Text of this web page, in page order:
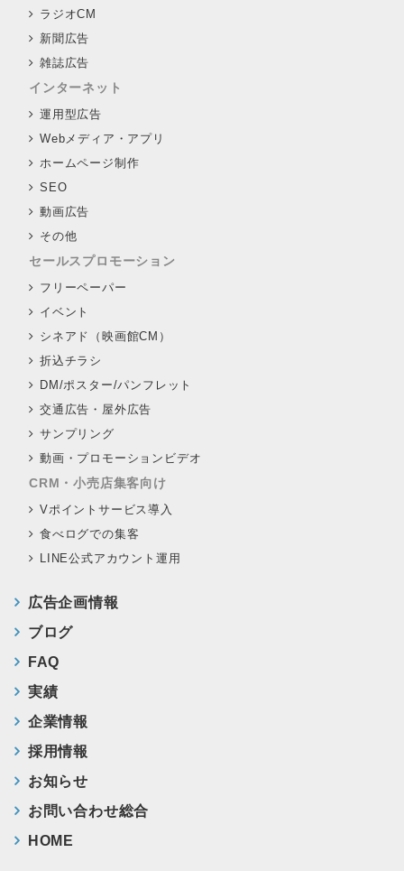
ラジオCM
新聞広告
雑誌広告
インターネット
運用型広告
Webメディア・アプリ
ホームページ制作
SEO
動画広告
その他
セールスプロモーション
フリーペーパー
イベント
シネアド（映画館CM）
折込チラシ
DM/ポスター/パンフレット
交通広告・屋外広告
サンプリング
動画・プロモーションビデオ
CRM・小売店集客向け
Vポイントサービス導入
食べログでの集客
LINE公式アカウント運用
広告企画情報
ブログ
FAQ
実績
企業情報
採用情報
お知らせ
お問い合わせ総合
HOME